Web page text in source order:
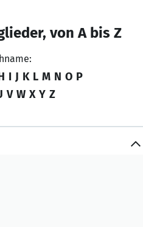
von A bis Z
I J K L M N O P
V W X Y Z